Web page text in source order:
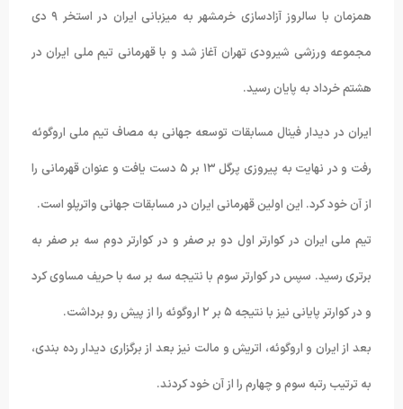
همزمان با سالروز آزادسازی خرمشهر به میزبانی ایران در استخر ۹ دی
مجموعه ورزشی شیرودی تهران آغاز شد و با قهرمانی تیم ملی ایران در
هشتم خرداد به پایان رسید.
ایران در دیدار فینال مسابقات توسعه جهانی به مصاف تیم ملی اروگوئه
رفت و در نهایت به پیروزی پرگل ۱۳ بر ۵ دست یافت و عنوان قهرمانی را
از آن خود کرد. این اولین قهرمانی ایران در مسابقات جهانی واترپلو است.
تیم ملی ایران در کوارتر اول دو بر صفر و در کوارتر دوم سه بر صفر به
برتری رسید. سپس در کوارتر سوم با نتیجه سه بر سه با حریف مساوی کرد
و در کوارتر پایانی نیز با نتیجه ۵ بر ۲ اروگوئه را از پیش رو برداشت.
بعد از ایران و اروگوئه، اتریش و مالت نیز بعد از برگزاری دیدار رده بندی،
به ترتیب رتبه سوم و چهارم را از آن خود کردند.